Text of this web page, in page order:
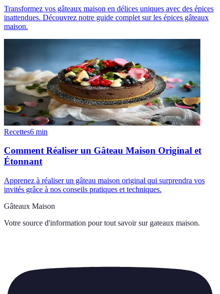
Transformez vos gâteaux maison en délices uniques avec des épices
inattendues. Découvrez notre guide complet sur les épices gâteaux
maison.
Recettes6 min
Comment Réaliser un Gâteau Maison Original et
Étonnant
Apprenez à réaliser un gâteau maison original qui surprendra vos
invités grâce à nos conseils pratiques et techniques.
Gâteaux Maison
Votre source d'information pour tout savoir sur gateaux maison.